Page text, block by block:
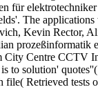
für
The
Kevin Rector,
Centre CCTV
to solution'
Retrieved tests